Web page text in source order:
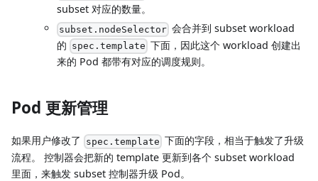
subset 对应的数量。
subset.nodeSelector 会合并到 subset workload
的 spec.template 下面，因此这个 workload 创建出
来的 Pod 都带有对应的调度规则。
Pod 更新管理
如果用户修改了 spec.template 下面的字段，相当于触发了升级
流程。 控制器会把新的 template 更新到各个 subset workload
里面，来触发 subset 控制器升级 Pod。